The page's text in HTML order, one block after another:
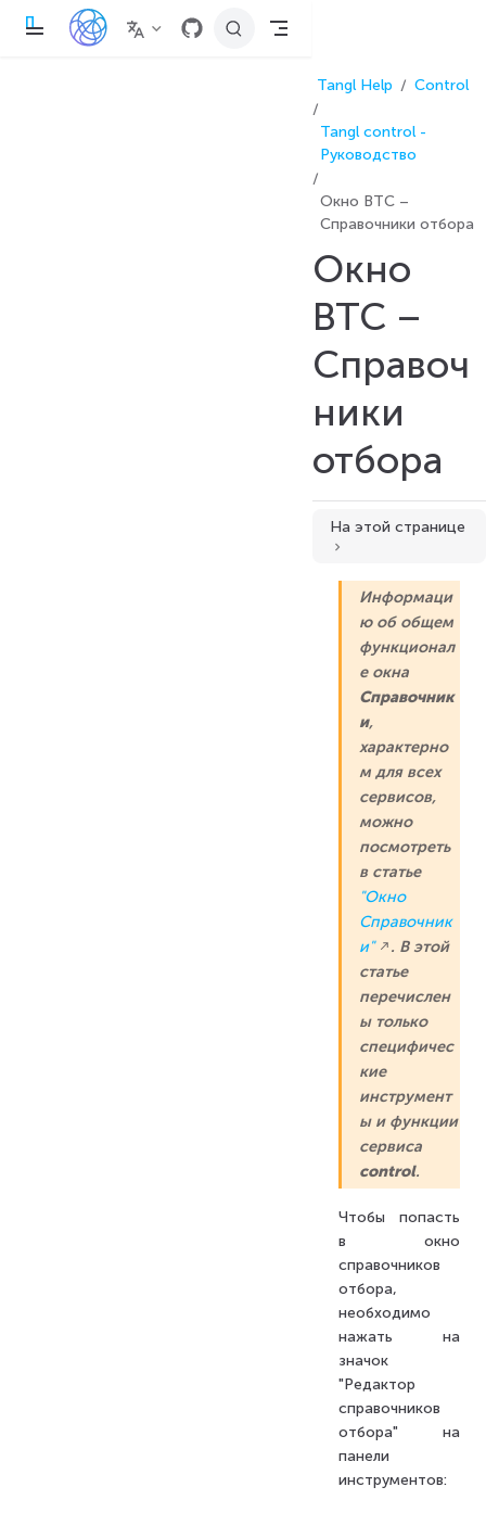
П
е
Tangl Help Control
Tangl control -
Руководство
Окно BTC –
Справочники отбора
Окно
BTC –
Справоч
ники
отбора
На этой странице
Зона свойств
Вкладка "Свойства"
Атрибуты
Роли в справочнике
Информаци
ю об общем
функционал
е окна
Справочник
и,
характерно
м для всех
сервисов,
можно
посмотреть
в статье
"Окно
Справочник
и"
. В этой
статье
перечислен
ы только
специфичес
кие
инструмент
ы и функции
сервиса
control.
Чтобы попасть
в окно
справочников
отбора,
необходимо
нажать на
значок
"Редактор
справочников
отбора" на
панели
инструментов: